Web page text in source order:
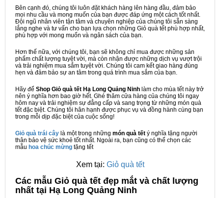
Bên cạnh đó, chúng tôi luôn đặt khách hàng lên hàng đầu, đảm bảo
mọi nhu cầu và mong muốn của bạn được đáp ứng một cách tốt nhất.
Đội ngũ nhân viên tận tâm và chuyên nghiệp của chúng tôi sẵn sàng
lắng nghe và tư vấn cho bạn lựa chọn những Giỏ quà tết phù hợp nhất,
phù hợp với mong muốn và ngân sách của bạn.
Hơn thế nữa, với chúng tôi, bạn sẽ không chỉ mua được những sản
phẩm chất lượng tuyệt vời, mà còn nhận được những dịch vụ vượt trội
và trải nghiệm mua sắm tuyệt vời. Chúng tôi cam kết giao hàng đúng
hẹn và đảm bảo sự an tâm trong quá trình mua sắm của bạn.
Hãy để Shop Giỏ quà tết Hạ Long Quảng Ninh làm cho mùa tết này trở
nên ý nghĩa hơn bao giờ hết. Ghé thăm cửa hàng của chúng tôi ngay
hôm nay và trải nghiệm sự đẳng cấp và sang trọng từ những món quà
tết đặc biệt. Chúng tôi hân hạnh được phục vụ và đồng hành cùng bạn
trong mỗi dịp đặc biệt của cuộc sống!
Giỏ quà trái cây là một trong những món quà tết ý nghĩa tặng người
thân bảo vệ sức khoẻ tốt nhất. Ngoài ra, bạn cũng có thể chọn các
mẫu hoa chúc mừng tặng tết
Xem tại: Giỏ quà tết
Các mẫu Giỏ quà tết đẹp mắt và chất lượng
nhất tại Hạ Long Quảng Ninh